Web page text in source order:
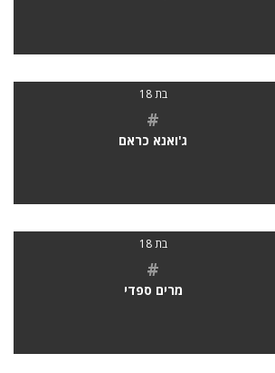
בת 18
#
ג'ואנא כראם
בת 18
#
מרים ספדי